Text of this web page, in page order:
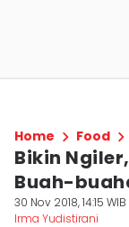
Home Food
Bikin
Buah-
30 Nov 2018, 14:15 WIB
Irma Yudistirani